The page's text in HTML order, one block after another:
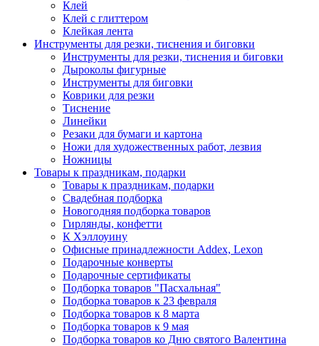
Клей
Клей с глиттером
Клейкая лента
Инструменты для резки, тиснения и биговки
Инструменты для резки, тиснения и биговки
Дыроколы фигурные
Инструменты для биговки
Коврики для резки
Тиснение
Линейки
Резаки для бумаги и картона
Ножи для художественных работ, лезвия
Ножницы
Товары к праздникам, подарки
Товары к праздникам, подарки
Свадебная подборка
Новогодняя подборка товаров
Гирлянды, конфетти
К Хэллоуину
Офисные принадлежности Addex, Lexon
Подарочные конверты
Подарочные сертификаты
Подборка товаров "Пасхальная"
Подборка товаров к 23 февраля
Подборка товаров к 8 марта
Подборка товаров к 9 мая
Подборка товаров ко Дню святого Валентина